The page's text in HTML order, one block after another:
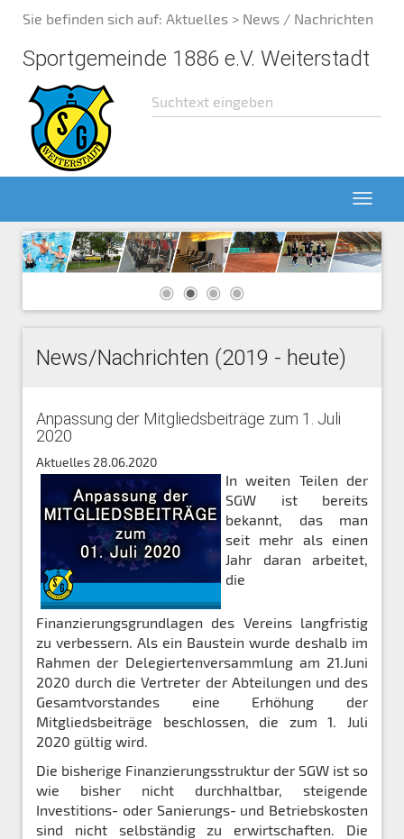
Sie befinden sich auf: Aktuelles > News / Nachrichten
Sportgemeinde 1886 e.V. Weiterstadt
News/Nachrichten (2019 - heute)
Anpassung der Mitgliedsbeiträge zum 1. Juli
2020
Aktuelles 28.06.2020
In weiten Teilen der
SGW ist bereits
bekannt, das man
seit mehr als einen
Jahr daran arbeitet,
die
Finanzierungsgrundlagen des Vereins langfristig
zu verbessern. Als ein Baustein wurde deshalb im
Rahmen der Delegiertenversammlung am 21.Juni
2020 durch die Vertreter der Abteilungen und des
Gesamtvorstandes eine Erhöhung der
Mitgliedsbeiträge beschlossen, die zum 1. Juli
2020 gültig wird.
Die bisherige Finanzierungsstruktur der SGW ist so
wie bisher nicht durchhaltbar, steigende
Investitions- oder Sanierungs- und Betriebskosten
sind nicht selbständig zu erwirtschaften. Die